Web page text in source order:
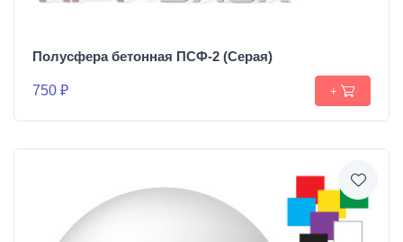
Полусфера бетонная ПСФ-2 (Серая)
750 ₽ +